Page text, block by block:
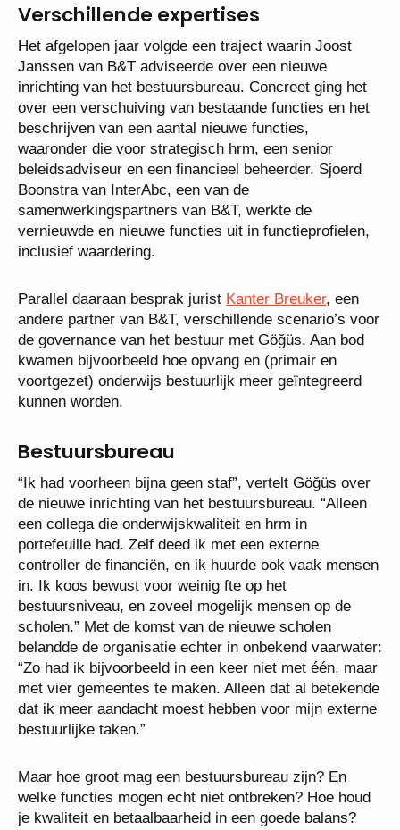
Verschillende expertises
Het afgelopen jaar volgde een traject waarin Joost
Janssen van B&T adviseerde over een nieuwe
inrichting van het bestuursbureau. Concreet ging het
over een verschuiving van bestaande functies en het
beschrijven van een aantal nieuwe functies,
waaronder die voor strategisch hrm, een senior
beleidsadviseur en een financieel beheerder. Sjoerd
Boonstra van InterAbc, een van de
samenwerkingspartners van B&T, werkte de
vernieuwde en nieuwe functies uit in functieprofielen,
inclusief waardering.
Parallel daaraan besprak jurist Kanter Breuker, een
andere partner van B&T, verschillende scenario’s voor
de governance van het bestuur met Göğüs. Aan bod
kwamen bijvoorbeeld hoe opvang en (primair en
voortgezet) onderwijs bestuurlijk meer geïntegreerd
kunnen worden.
Bestuursbureau
“Ik had voorheen bijna geen staf”, vertelt Göğüs over
de nieuwe inrichting van het bestuursbureau. “Alleen
een collega die onderwijskwaliteit en hrm in
portefeuille had. Zelf deed ik met een externe
controller de financiën, en ik huurde ook vaak mensen
in. Ik koos bewust voor weinig fte op het
bestuursniveau, en zoveel mogelijk mensen op de
scholen.” Met de komst van de nieuwe scholen
belandde de organisatie echter in onbekend vaarwater:
“Zo had ik bijvoorbeeld in een keer niet met één, maar
met vier gemeentes te maken. Alleen dat al betekende
dat ik meer aandacht moest hebben voor mijn externe
bestuurlijke taken.”
Maar hoe groot mag een bestuursbureau zijn? En
welke functies mogen echt niet ontbreken? Hoe houd
je kwaliteit en betaalbaarheid in een goede balans?